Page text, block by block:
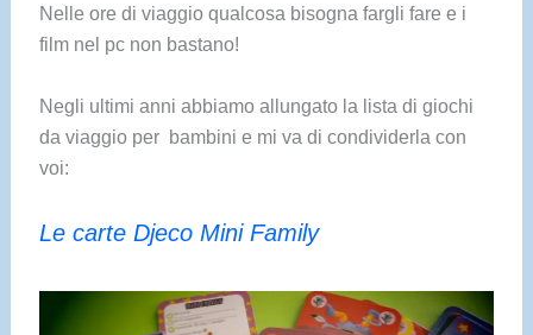
Nelle ore di viaggio qualcosa bisogna fargli fare e i
film nel pc non bastano!
Negli ultimi anni abbiamo allungato la lista di giochi
da viaggio per bambini e mi va di condividerla con
voi:
Le carte Djeco Mini Family